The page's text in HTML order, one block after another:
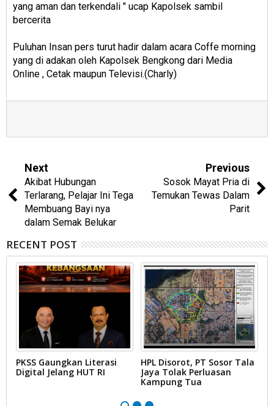
yang aman dan terkendali " ucap Kapolsek sambil
bercerita
Puluhan Insan pers turut hadir dalam acara Coffe morning
yang di adakan oleh Kapolsek Bengkong dari Media
Online , Cetak maupun Televisi.(Charly)
Next
Akibat Hubungan
Terlarang, Pelajar Ini Tega
Membuang Bayi nya
dalam Semak Belukar
Previous
Sosok Mayat Pria di
Temukan Tewas Dalam
Parit
RECENT POST
PKSS Gaungkan Literasi
Digital Jelang HUT RI
HPL Disorot, PT Sosor Tala
Jaya Tolak Perluasan
Kampung Tua